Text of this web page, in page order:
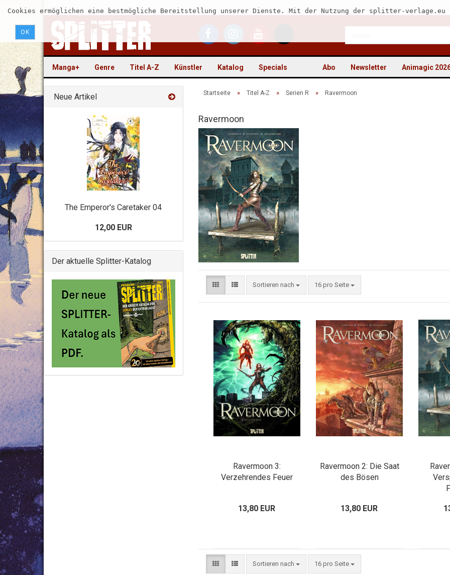
Cookies ermöglichen eine bestmögliche Bereitstellung unserer Dienste. Mit der Nutzung der splitter-
OK
Manga+ Genre Titel A-Z Künstler Katalog Specials Animagic
Newsletter
Abo
Startseite » Titel A-Z » Serien R » Ravermoon
Ravermoon
Sortieren nach 16 pro Seite
Ravermoon 3:
Verzehrendes Feuer
13,80 EUR
Ravermoon 2: Die Saat
des Bösen
13,80 EUR
Sortieren nach 16 pro Seite
Neue Artikel
The Emperor's Caretaker 04
12,00 EUR
Der aktuelle Splitter-Katalog